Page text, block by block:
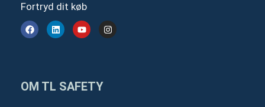
Fortryd dit køb
F
a
k
L
i
n
Y
o
I
n
OM TL SAFETY